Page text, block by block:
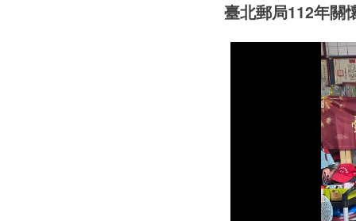
臺北郵局112年關